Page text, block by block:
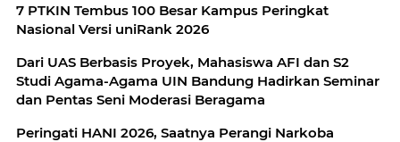
7 PTKIN Tembus 100 Besar Kampus Peringkat
Nasional Versi uniRank 2026
Dari UAS Berbasis Proyek, Mahasiswa AFI dan S2
Studi Agama-Agama UIN Bandung Hadirkan Seminar
dan Pentas Seni Moderasi Beragama
Peringati HANI 2026, Saatnya Perangi Narkoba